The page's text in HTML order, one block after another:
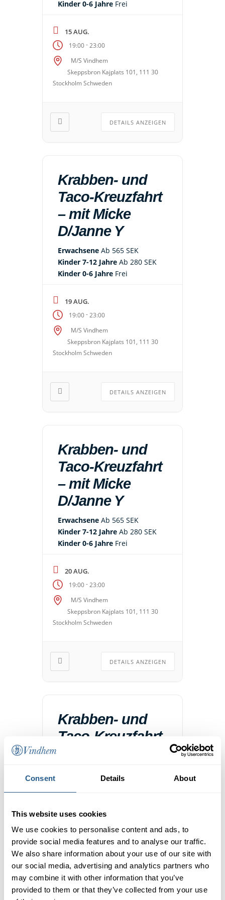
Consent Details About
This website uses cookies
We use cookies to personalise content and ads, to
provide social media features and to analyse our traffic.
We also share information about your use of our site with
our social media, advertising and analytics partners who
may combine it with other information that you’ve
provided to them or that they’ve collected from your use
Kinder 0-6 Jahre Frei
15 AUG.
19:00-23:00
M/S Vindhem
Skeppsbron Kajplats 101, 111 30
Stockholm Schweden
DETAILS ANZEIGEN
Krabben- und
Taco-Kreuzfahrt
– mit Micke
D/Janne Y
Erwachsene Ab 565 SEK
Kinder 7-12 Jahre Ab 280 SEK
Kinder 0-6 Jahre Frei
19 AUG.
19:00-23:00
M/S Vindhem
Skeppsbron Kajplats 101, 111 30
Stockholm Schweden
DETAILS ANZEIGEN
Krabben- und
Taco-Kreuzfahrt
– mit Micke
D/Janne Y
Erwachsene Ab 565 SEK
Kinder 7-12 Jahre Ab 280 SEK
Kinder 0-6 Jahre Frei
20 AUG.
19:00-23:00
M/S Vindhem
Skeppsbron Kajplats 101, 111 30
Stockholm Schweden
DETAILS ANZEIGEN
Krabben- und
Taco-Kreuzfahrt
Erwachsene
Kinder 0-6 Jahre
21 AUG.
19:00-23:00
M/S Vindhem
Skeppsbron Kajplats 101, 111 30
Stockholm Schweden